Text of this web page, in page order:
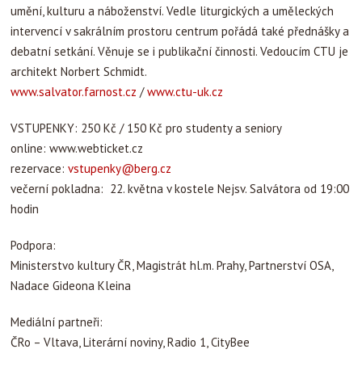
umění, kulturu a náboženství. Vedle liturgických a uměleckých
intervencí v sakrálním prostoru centrum pořádá také přednášky a
debatní setkání. Věnuje se i publikační činnosti. Vedoucím CTU je
architekt Norbert Schmidt.
www.salvator.farnost.cz /www.ctu-uk.cz
VSTUPENKY: 250 Kč / 150 Kč pro studenty a seniory
online: www.webticket.cz
rezervace: vstupenky@berg.cz
večerní pokladna: 22. května v kostele Nejsv. Salvátora od 19:00
hodin
Podpora:
Ministerstvo kultury ČR, Magistrát hl.m. Prahy, Partnerství OSA,
Nadace Gideona Kleina
Mediální partneři:
ČRo – Vltava, Literární noviny, Radio 1, CityBee